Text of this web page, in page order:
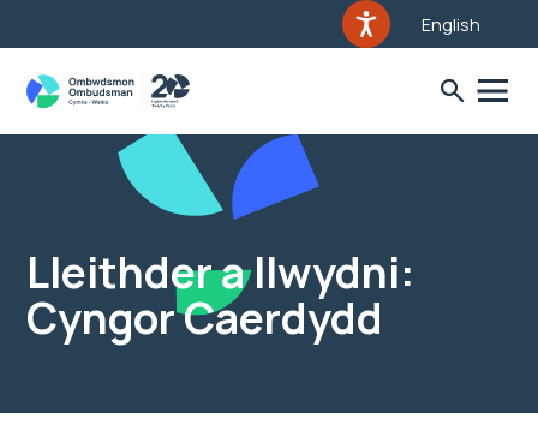
English
Lleithder a llwydni:
Cyngor Caerdydd